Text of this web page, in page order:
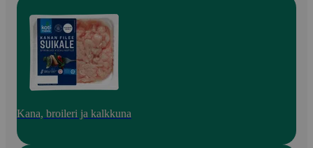
Kana, broileri ja kalkkuna